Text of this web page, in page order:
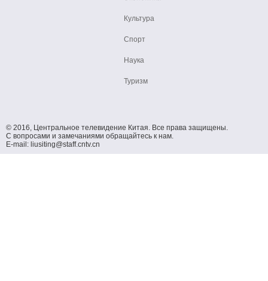
Культура
Спорт
Наука
Туризм
© 2016, Центральное телевидение Китая. Все права защищены.
С вопросами и замечаниями обращайтесь к нам.
E-mail: liusiting@staff.cntv.cn